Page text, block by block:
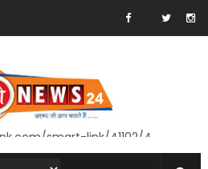
smart-link/41102/4